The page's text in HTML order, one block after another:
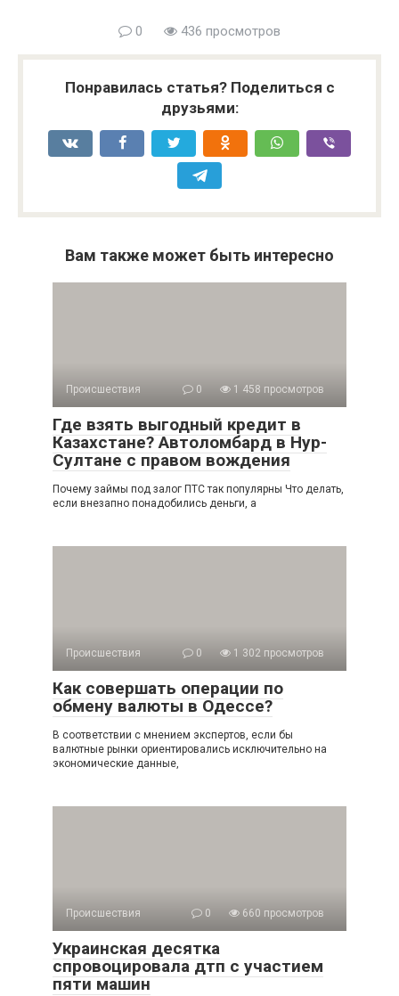
0 436 просмотров
Понравилась статья? Поделиться с
друзьями:
Вам также может быть интересно
Происшествия 0 1 458 просмотров
Где взять выгодный кредит в
Казахстане? Автоломбард в Нур-
Султане с правом вождения
Почему займы под залог ПТС так популярны Что делать,
если внезапно понадобились деньги, а
Происшествия 0 1 302 просмотров
Как совершать операции по
обмену валюты в Одессе?
В соответствии с мнением экспертов, если бы
валютные рынки ориентировались исключительно на
экономические данные,
Происшествия 0 660 просмотров
Украинская десятка
спровоцировала дтп с участием
пяти машин